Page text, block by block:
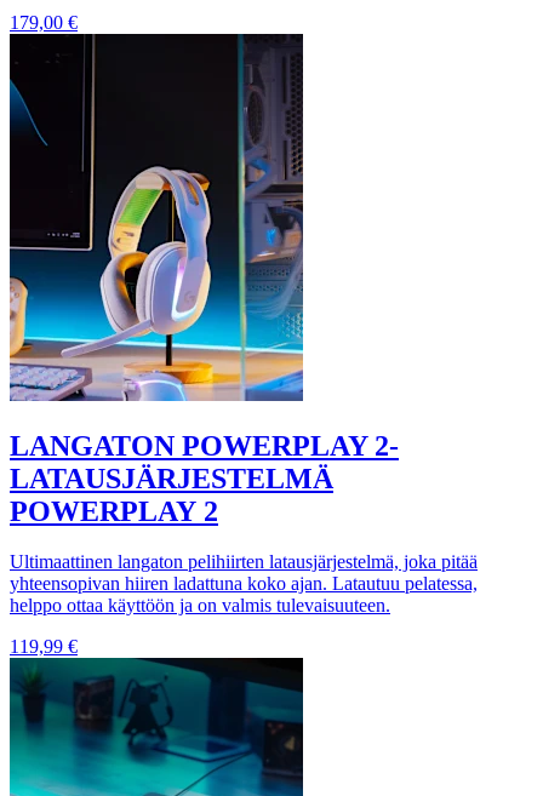
179,00 €
LANGATON POWERPLAY 2-
LATAUSJÄRJESTELMÄ
POWERPLAY 2
Ultimaattinen langaton pelihiirten latausjärjestelmä, joka pitää
yhteensopivan hiiren ladattuna koko ajan. Latautuu pelatessa,
helppo ottaa käyttöön ja on valmis tulevaisuuteen.
119,99 €